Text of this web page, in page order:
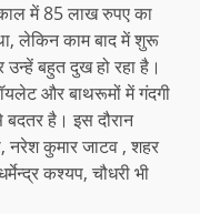
में 85 लाख रुपए का
लेकिन काम बाद में शुरू
बहुत दुख हो रहा है।
और बाथरूमों में गंदगी
है। इस दौरान
नरेश कुमार जाटव , शहर
कश्यप, चौधरी भी